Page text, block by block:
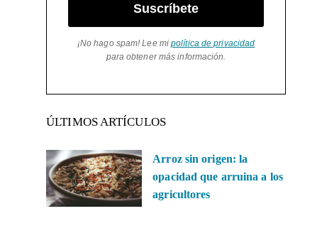
Suscríbete
¡No hago spam! Lee mipolítica de privacidad
para obtener más información.
ÚLTIMOS ARTÍCULOS
Arroz sin origen: la
opacidad que arruina a los
agricultores